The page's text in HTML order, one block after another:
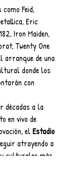
Feid,
Eric
Iron Maiden,
Twenty One
de una
donde los
con
décadas a la
en vivo de
el Estadio
atrayendo a
culturales más